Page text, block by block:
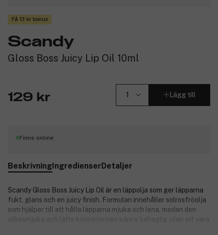
Få 13 kr bonus
Scandy
Gloss Boss Juicy Lip Oil 10ml
129 kr Lägg till
Finns online
BeskrivningIngredienserDetaljer
Scandy Gloss Boss Juicy Lip Oil är en läppolja som ger läpparna
fukt, glans och en juicy finish. Formulan innehåller solrosfröolja
som hjälper till att hålla läpparna mjuka och lena, medan den
silkesmjuka och lätta konsistensen känns behaglig utan att vara